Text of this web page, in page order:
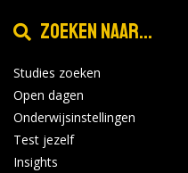
Zoeken naar...
Studies zoeken
Open dagen
Onderwijsinstellingen
Test jezelf
Insights